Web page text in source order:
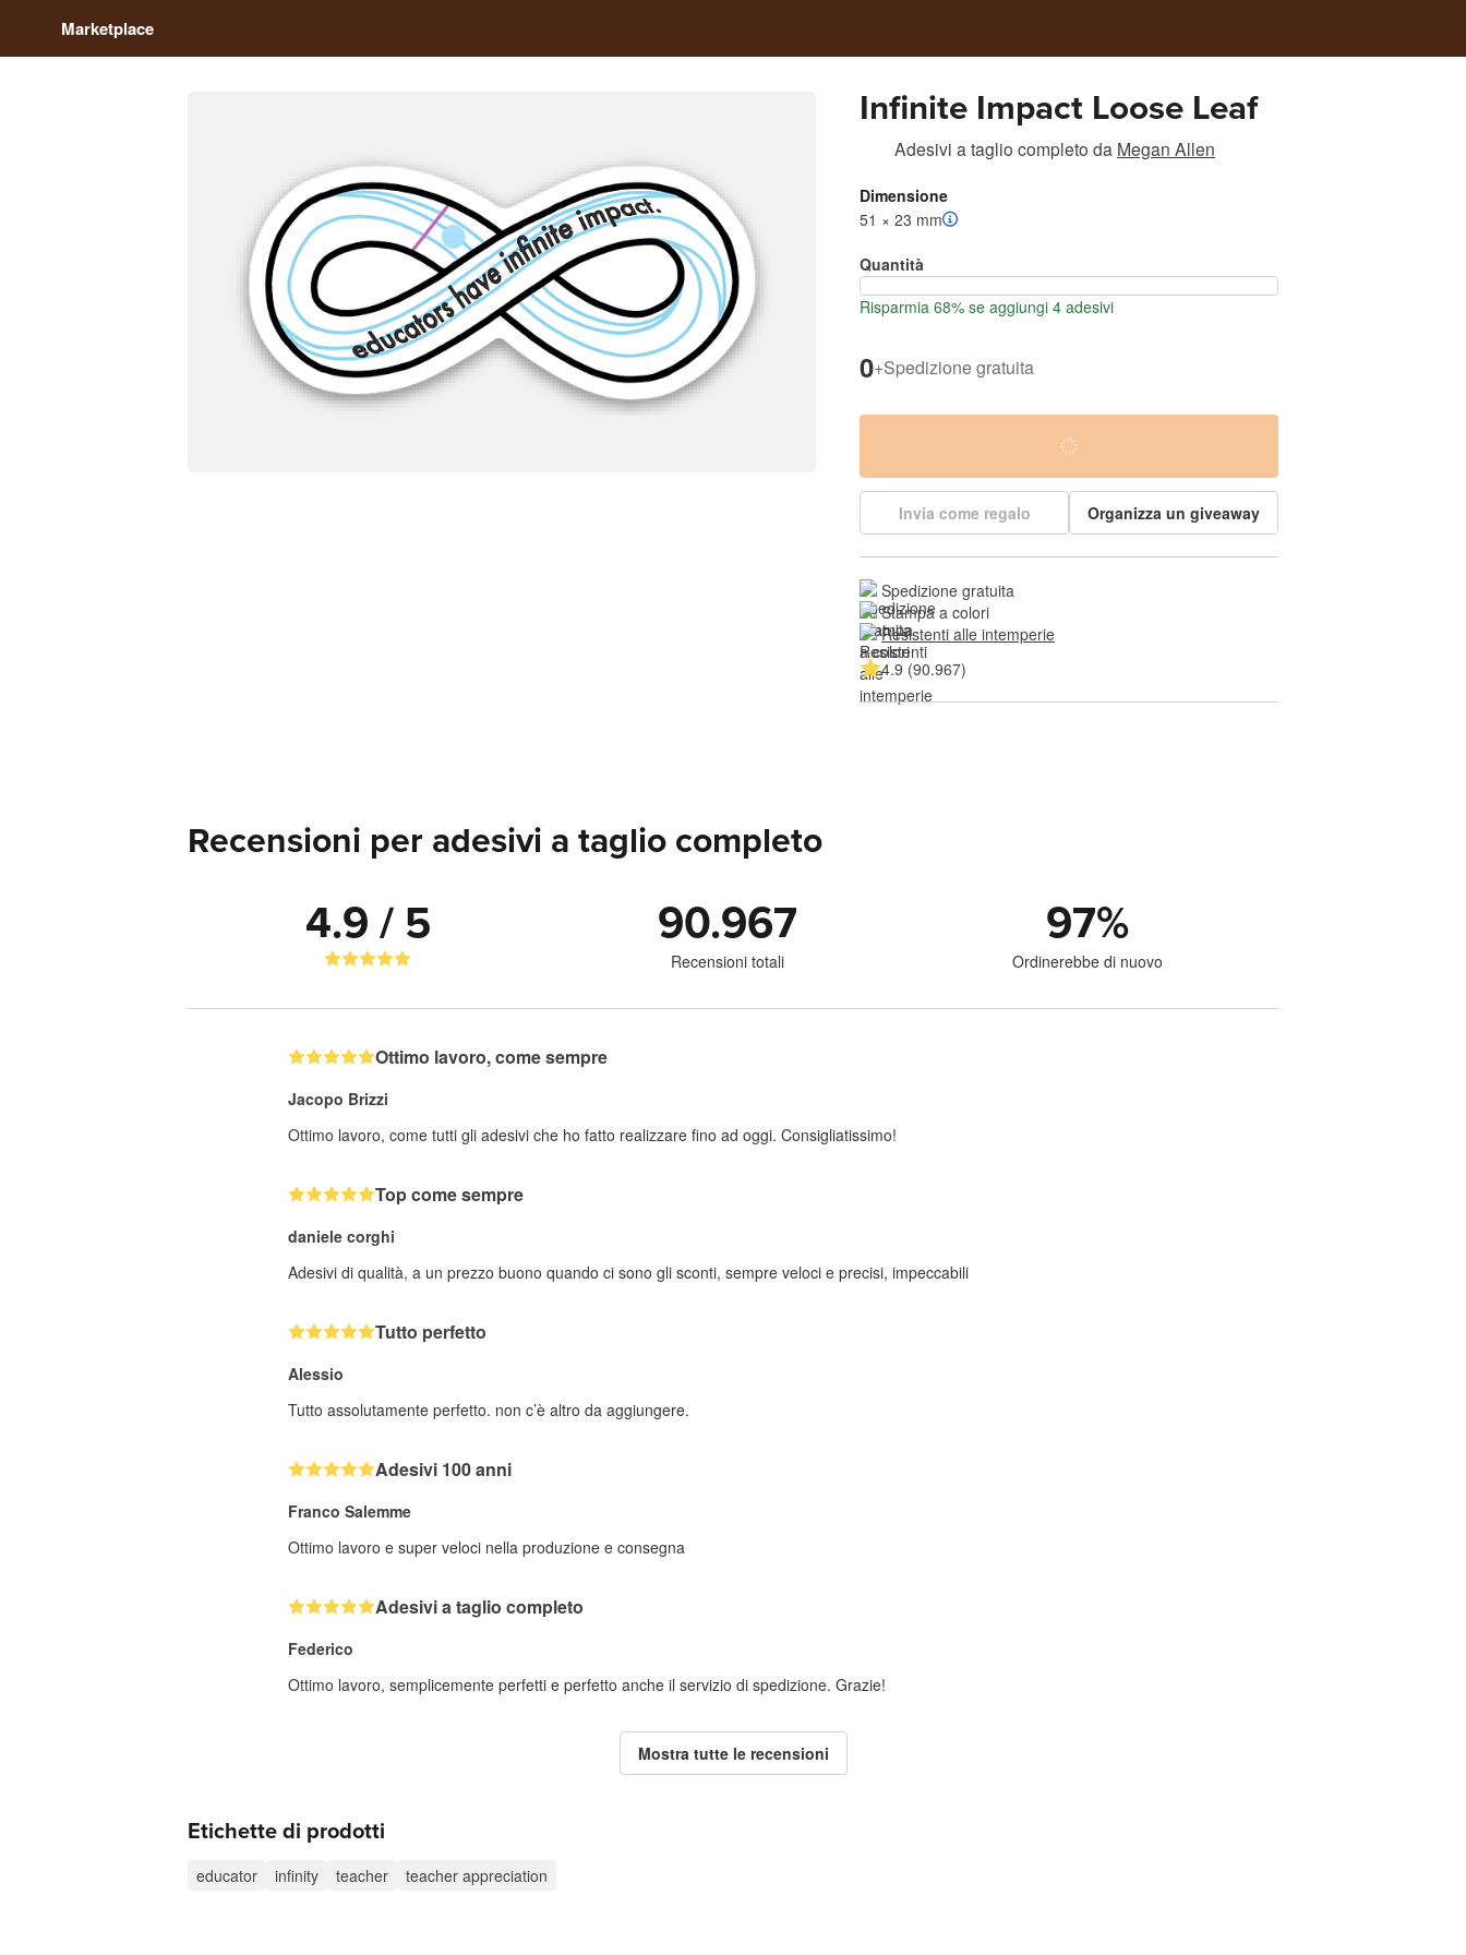
Marketplace
Infinite Impact Loose Leaf
Adesivi a taglio completo da Megan Allen
Dimensione
51 × 23 mm
Quantità
Risparmia 68% se aggiungi 4 adesivi
0+Spedizione gratuita
Invia come regalo Organizza un giveaway
Spedizione gratuita
Stampa a colori
Resistenti alle intemperie
4.9 (90.967)
Recensioni per adesivi a taglio completo
4.9 / 5 90.967
Recensioni totali
97%
Ordinerebbe di nuovo
Ottimo lavoro, come sempre
Jacopo Brizzi
Ottimo lavoro, come tutti gli adesivi che ho fatto realizzare fino ad oggi. Consigliatissimo!
Top come sempre
daniele corghi
Adesivi di qualità, a un prezzo buono quando ci sono gli sconti, sempre veloci e precisi, impeccabili
Tutto perfetto
Alessio
Tutto assolutamente perfetto. non c’è altro da aggiungere.
Adesivi 100 anni
Franco Salemme
Ottimo lavoro e super veloci nella produzione e consegna
Adesivi a taglio completo
Federico
Ottimo lavoro, semplicemente perfetti e perfetto anche il servizio di spedizione. Grazie!
Mostra tutte le recensioni
Etichette di prodotti
educator infinity teacher teacher appreciation